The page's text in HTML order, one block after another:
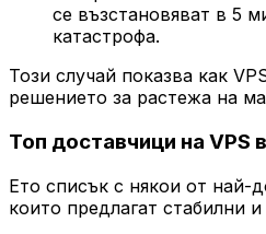
се възстановяват в 5
катастрофа.
Този случай показва как
решението за растежа на
Топ доставчици на VPS
Ето списък с някои от най-
които предлагат стабилни и